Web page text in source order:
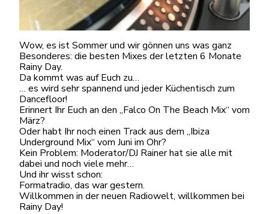
Wow, es ist Sommer und wir gönnen uns was ganz
Besonderes: die besten Mixes der letzten 6 Monate
Rainy Day.
Da kommt was auf Euch zu…
… es wird sehr spannend und jeder Küchentisch zum
Dancefloor!
Erinnert Ihr Euch an den „Falco On The Beach Mix“ vom
März?
Oder habt Ihr noch einen Track aus dem „Ibiza
Underground Mix“ vom Juni im Ohr?
Kein Problem: Moderator/DJ Rainer hat sie alle mit
dabei und noch viele mehr…
Und ihr wisst schon:
Formatradio, das war gestern.
Willkommen in der neuen Radiowelt, willkommen bei
Rainy Day!